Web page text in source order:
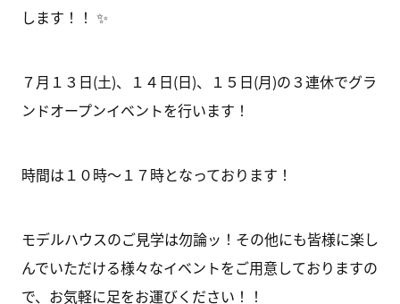
します！！ ✨
７月１３日(土)、１４日(日)、１５日(月)の３連休でグラ
ンドオープンイベントを行います！
時間は１０時～１７時となっております！
モデルハウスのご見学は勿論ッ！その他にも皆様に楽し
んでいただける様々なイベントをご用意しておりますの
で、お気軽に足をお運びください！！